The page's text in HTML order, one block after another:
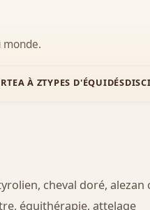
monde.
A À ZTYPES D'ÉQUIDÉS
cheval doré,
équithérapie, attelage